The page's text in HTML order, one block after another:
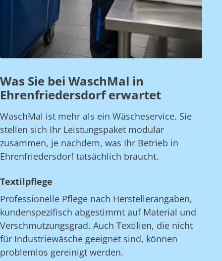
Was Sie bei WaschMal in
Ehrenfriedersdorf erwartet
WaschMal ist mehr als ein Wäscheservice. Sie
stellen sich Ihr Leistungspaket modular
zusammen, je nachdem, was Ihr Betrieb in
Ehrenfriedersdorf tatsächlich braucht.
Textilpflege
Professionelle Pflege nach Herstellerangaben,
kundenspezifisch abgestimmt auf Material und
Verschmutzungsgrad. Auch Textilien, die nicht
für Industriewäsche geeignet sind, können
problemlos gereinigt werden.